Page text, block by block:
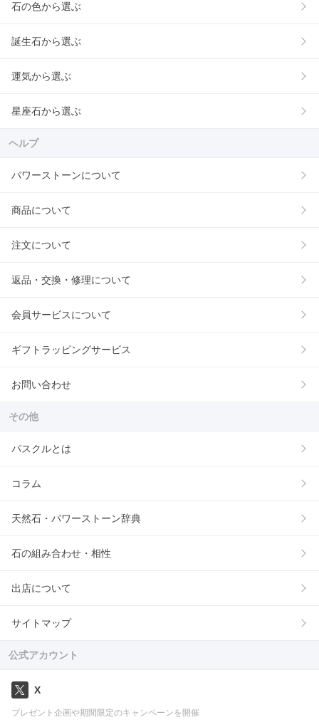
石の色から選ぶ
誕生石から選ぶ
運気から選ぶ
星座石から選ぶ
ヘルプ
パワーストーンについて
商品について
注文について
返品・交換・修理について
会員サービスについて
ギフトラッピングサービス
お問い合わせ
その他
パスクルとは
コラム
天然石・パワーストーン辞典
石の組み合わせ・相性
出店について
サイトマップ
公式アカウント
X
プレゼント企画や期間限定のキャンペーンを開催